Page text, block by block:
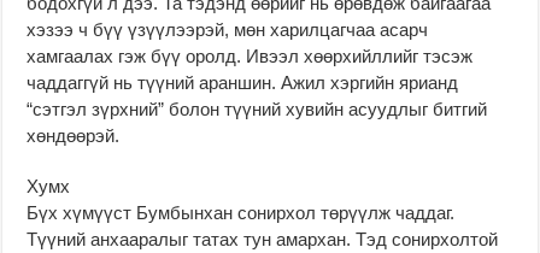
хэзээ ч бүү үзүүлээрэй, мөн харилцагчаа асарч
хамгаалах гэж бүү оролд. Ивээл хөөрхийллийг тэсэж
чаддаггүй нь түүний араншин. Ажил хэргийн ярианд
“сэтгэл зүрхний” болон түүний хувийн асуудлыг битгий
хөндөөрэй.
Хумх
Бүх хүмүүст Бумбынхан сонирхол төрүүлж чаддаг.
Түүний анхааралыг татах тун амархан. Тэд сонирхолтой